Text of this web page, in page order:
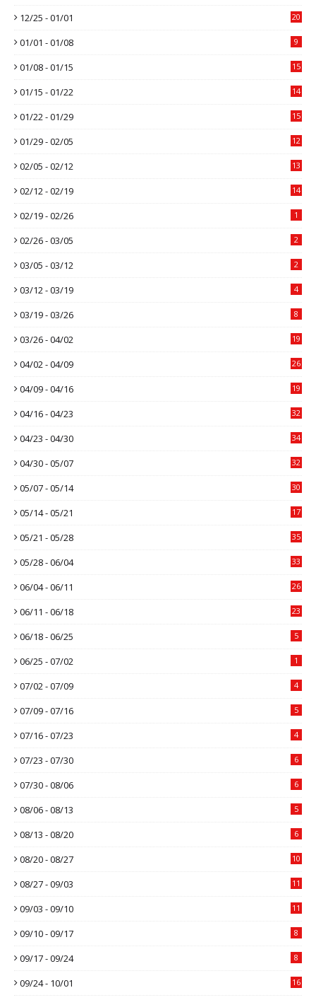
12/25 - 01/01 20
01/01 - 01/08 9
01/08 - 01/15 15
01/15 - 01/22 14
01/22 - 01/29 15
01/29 - 02/05 12
02/05 - 02/12 13
02/12 - 02/19 14
02/19 - 02/26 1
02/26 - 03/05 2
03/05 - 03/12 2
03/12 - 03/19 4
03/19 - 03/26 8
03/26 - 04/02 19
04/02 - 04/09 26
04/09 - 04/16 19
04/16 - 04/23 32
04/23 - 04/30 34
04/30 - 05/07 32
05/07 - 05/14 30
05/14 - 05/21 17
05/21 - 05/28 35
05/28 - 06/04 33
06/04 - 06/11 26
06/11 - 06/18 23
06/18 - 06/25 5
06/25 - 07/02 1
07/02 - 07/09 4
07/09 - 07/16 5
07/16 - 07/23 4
07/23 - 07/30 6
07/30 - 08/06 6
08/06 - 08/13 5
08/13 - 08/20 6
08/20 - 08/27 10
08/27 - 09/03 11
09/03 - 09/10 11
09/10 - 09/17 8
09/17 - 09/24 8
09/24 - 10/01 16